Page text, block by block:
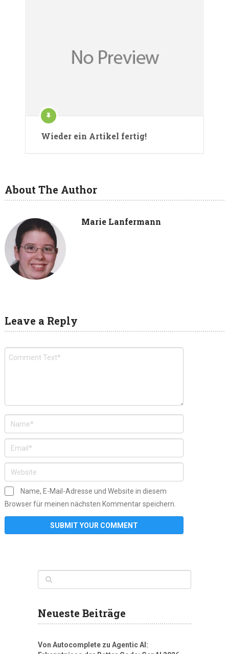
Wieder ein Artikel fertig!
About The Author
Marie Lanfermann
Leave a Reply
Name, E-Mail-Adresse und Website in diesem
Browser für meinen nächsten Kommentar speichern.
Neueste Beiträge
Von Autocomplete zu Agentic AI: